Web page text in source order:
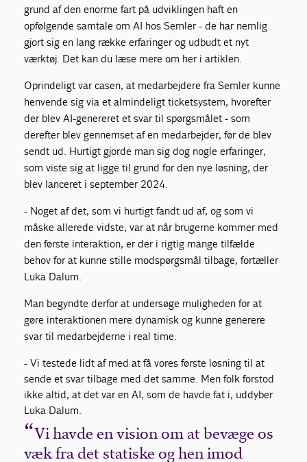
grund af den enorme fart på udviklingen haft en
opfølgende samtale om AI hos Semler - de har nemlig
gjort sig en lang række erfaringer og udbudt et nyt
værktøj. Det kan du læse mere om her i artiklen.
Oprindeligt var casen, at medarbejdere fra Semler kunne
henvende sig via et almindeligt ticketsystem, hvorefter
der blev AI-genereret et svar til spørgsmålet - som
derefter blev gennemset af en medarbejder, før de blev
sendt ud. Hurtigt gjorde man sig dog nogle erfaringer,
som viste sig at ligge til grund for den nye løsning, der
blev lanceret i september 2024.
- Noget af det, som vi hurtigt fandt ud af, og som vi
måske allerede vidste, var at når brugerne kommer med
den første interaktion, er der i rigtig mange tilfælde
behov for at kunne stille modspørgsmål tilbage, fortæller
Luka Dalum.
Man begyndte derfor at undersøge muligheden for at
gøre interaktionen mere dynamisk og kunne generere
svar til medarbejderne i real time.
- Vi testede lidt af med at få vores første løsning til at
sende et svar tilbage med det samme. Men folk forstod
ikke altid, at det var en AI, som de havde fat i, uddyber
Luka Dalum.
Vi havde en vision om at bevæge os
væk fra det statiske og hen imod